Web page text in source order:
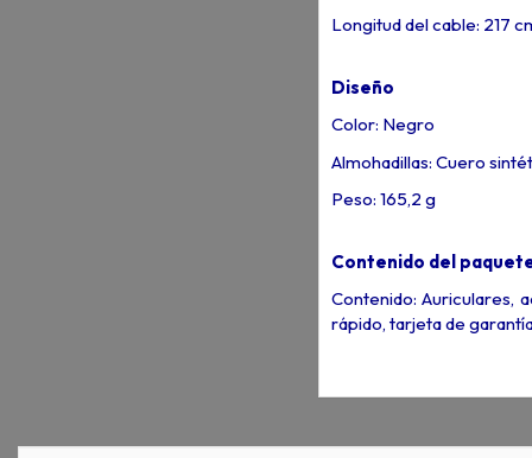
Longitud del cable: 217
Diseño
Color: Negro
Almohadillas: Cuero
Peso: 165,2 g
Contenido del
Contenido: Auriculares,
rápido, tarjeta de